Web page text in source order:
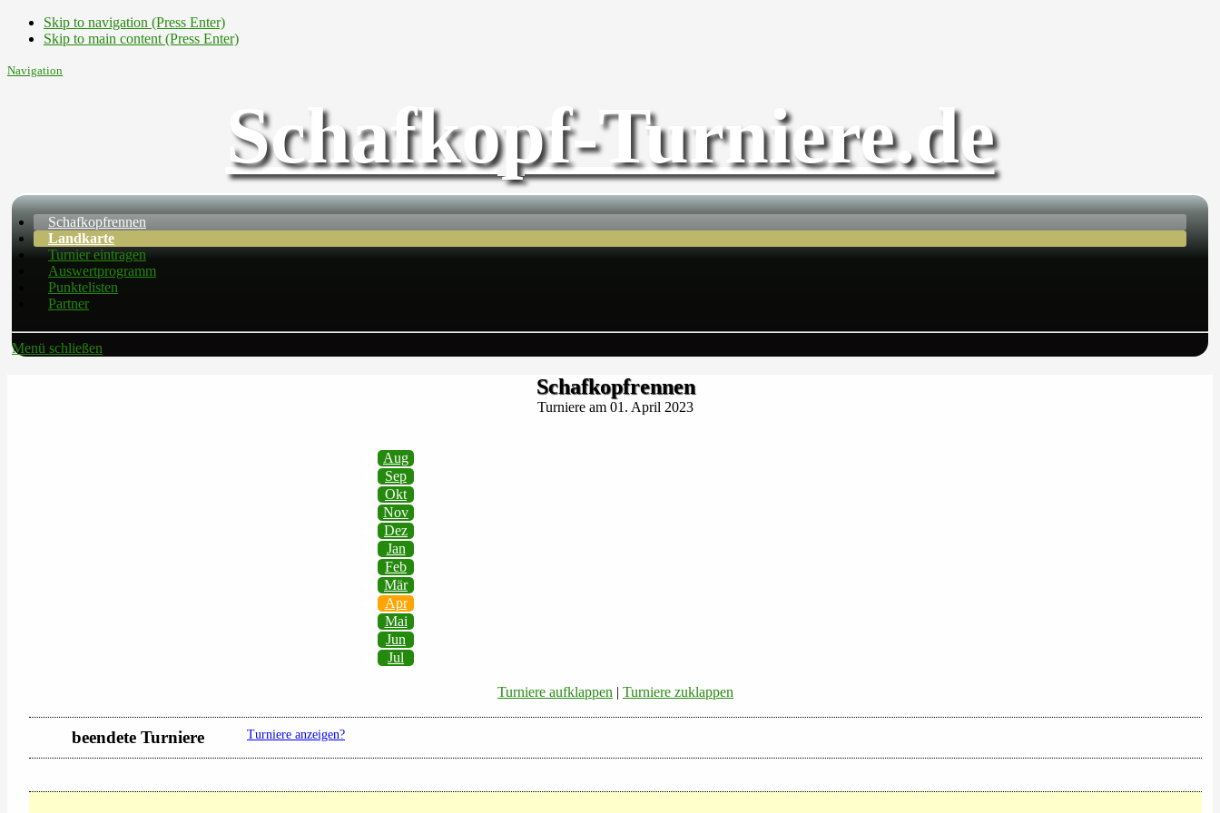
Skip to navigation (Press Enter)
Skip to main content (Press Enter)
Navigation
Schafkopf-Turniere.de
Schafkopfrennen
Landkarte
Turnier eintragen
Auswertprogramm
Punktelisten
Partner
Menü schließen
Schafkopfrennen
Turniere am 01. April 2023
Aug
Sep
Okt
Nov
Dez
Jan
Feb
Mär
Apr
Mai
Jun
Jul
Turniere aufklappen | Turniere zuklappen
beendete Turniere Turniere anzeigen?